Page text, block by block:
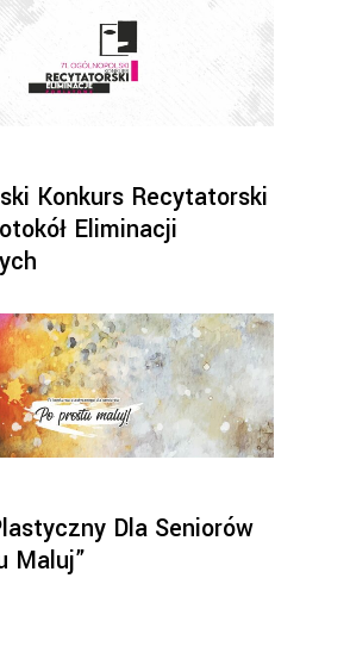
Konkurs Recytatorski
Eliminacji
Dla Seniorów
Maluj”